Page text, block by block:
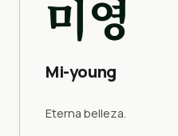
미영
Mi-young
Eterna belleza.